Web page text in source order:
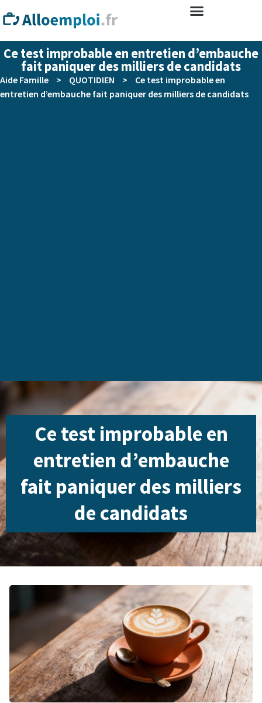
Ce test improbable en entretien d’embauche
fait paniquer des milliers de candidats
Aide Famille > QUOTIDIEN >
Ce test improbable en
entretien d’embauche fait paniquer des milliers de candidats
Ce test improbable en
entretien d’embauche
fait paniquer des milliers
de candidats